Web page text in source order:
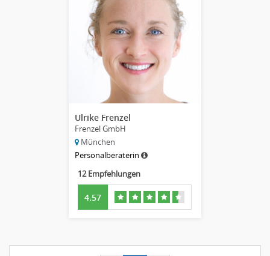
Ulrike Frenzel
Frenzel GmbH
München
Personalberaterin
12 Empfehlungen
4.57